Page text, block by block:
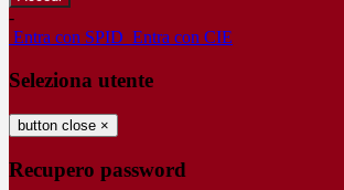
-
Entra con SPID Entra con CIE
Seleziona utente
button close ×
Recupero password